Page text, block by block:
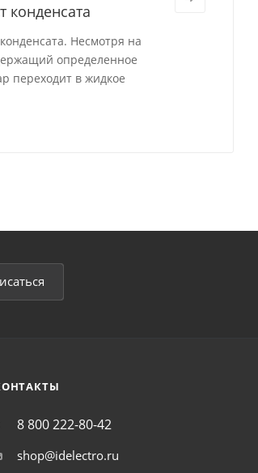
конденсата
Несмотря на
определенное
переходит в жидкое
8 800 222-80-42
shop@idelectro.ru